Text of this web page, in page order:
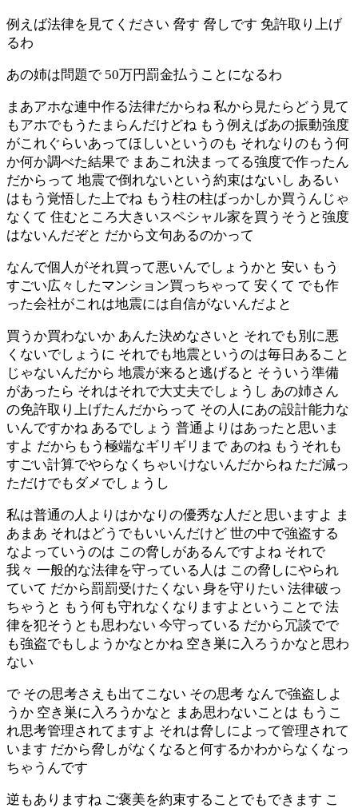
例えば法律を見てください 脅す 脅しです 免許取り上げ
るわ
あの姉は問題で 50万円罰金払うことになるわ
まあアホな連中作る法律だからね 私から見たらどう見て
もアホでもうたまらんだけどね もう例えばあの振動強度
がこれぐらいあってほしいというのも それなりのもう何
か何か調べた結果で まあこれ決まってる強度で作ったん
だからって 地震で倒れないという約束はないし あるい
はもう覚悟した上でね もう柱の柱ばっかしか買うんじゃ
なくて 住むところ大きいスペシャル家を買うそうと強度
はないんだぞと だから文句あるのかって
なんで個人がそれ買って悪いんでしょうかと 安い もう
すごい広々したマンション買っちゃって 安くて でも作
った会社がこれは地震には自信がないんだよと
買うか買わないか あんた決めなさいと それでも別に悪
くないでしょうに それでも地震というのは毎日あること
じゃないんだから 地震が来ると逃げると そういう準備
があったら それはそれで大丈夫でしょうし あの姉さん
の免許取り上げたんだからって その人にあの設計能力な
いんですかね あるでしょう 普通よりはあったと思いま
すよ だからもう極端なギリギリまで あのね もうそれも
すごい計算でやらなくちゃいけないんだからね ただ減っ
ただけでもダメでしょうし
私は普通の人よりはかなりの優秀な人だと思いますよ ま
あまあ それはどうでもいいんだけど 世の中で強盗する
なよっていうのは この脅しがあるんですよね それで
我々 一般的な法律を守っている人は この脅しにやられ
ていて だから罰罰受けたくない 身を守りたい 法律破っ
ちゃうと もう何も守れなくなりますよということで 法
律を犯そうとも思わない 今守っている だから冗談でで
も強盗でもしようかなとかね 空き巣に入ろうかなと思わ
ない
で その思考さえも出てこない その思考 なんで強盗しよ
うか 空き巣に入ろうかなと まあ思わないことは もうこ
れ思考管理されてますよ それは脅しによって管理されて
います だから脅しがなくなると何するかわからなくなっ
ちゃうんです
逆もありますね ご褒美を約束することでもできます こ